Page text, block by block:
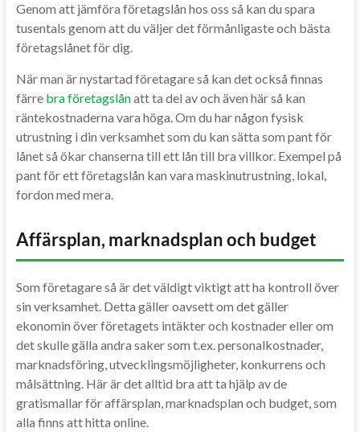
Genom att jämföra företagslån hos oss så kan du spara
tusentals genom att du väljer det förmånligaste och bästa
företagslånet för dig.
När man är nystartad företagare så kan det också finnas
färre bra företagslånatt ta del av och även här så kan
räntekostnaderna vara höga. Om du har någon fysisk
utrustning i din verksamhet som du kan sätta som pant för
lånet så ökar chanserna till ett lån till bra villkor. Exempel på
pant för ett företagslån kan vara maskinutrustning, lokal,
fordon med mera.
Affärsplan, marknadsplan och budget
Som företagare så är det väldigt viktigt att ha kontroll över
sin verksamhet. Detta gäller oavsett om det gäller
ekonomin över företagets intäkter och kostnader eller om
det skulle gälla andra saker som t.ex. personalkostnader,
marknadsföring, utvecklingsmöjligheter, konkurrens och
målsättning. Här är det alltid bra att ta hjälp av de
gratismallar för affärsplan, marknadsplan och budget, som
alla finns att hitta online.